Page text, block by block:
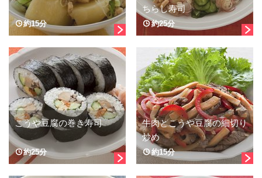
約15分
ちらし寿司
約25分
こうや豆腐の巻き寿司
約25分
牛肉とこうや豆腐の細切り
炒め
約15分